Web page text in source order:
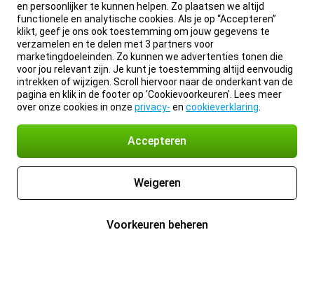
en persoonlijker te kunnen helpen. Zo plaatsen we altijd
functionele en analytische cookies. Als je op “Accepteren”
klikt, geef je ons ook toestemming om jouw gegevens te
verzamelen en te delen met 3 partners voor
marketingdoeleinden. Zo kunnen we advertenties tonen die
voor jou relevant zijn. Je kunt je toestemming altijd eenvoudig
intrekken of wijzigen. Scroll hiervoor naar de onderkant van de
pagina en klik in de footer op 'Cookievoorkeuren'. Lees meer
over onze cookies in onze privacy- en cookieverklaring
Accepteren
Weigeren
Voorkeuren beheren